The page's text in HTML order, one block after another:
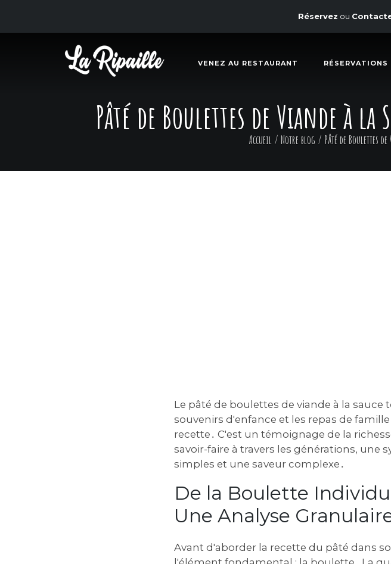
Réservez ou
VENEZ AU RESTAURANT RÉSERVATIONS
Pâté de Boulettes de Viande à la
Accueil/ Notre blog / Pâté de Boulettes
Le pâté de boulettes de viande à la
souvenirs d'enfance et les repas de
recette․ C'est un témoignage de la
savoir-faire à travers les générations, une
simples et une saveur complexe․
De la Boulette
Une Analyse
Avant d'aborder la recette du pâté dans